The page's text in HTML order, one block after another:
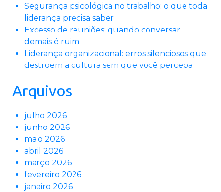
Segurança psicológica no trabalho: o que toda
liderança precisa saber
Excesso de reuniões: quando conversar
demais é ruim
Liderança organizacional: erros silenciosos que
destroem a cultura sem que você perceba
Arquivos
julho 2026
junho 2026
maio 2026
abril 2026
março 2026
fevereiro 2026
janeiro 2026